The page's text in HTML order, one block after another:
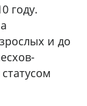
году.
и до